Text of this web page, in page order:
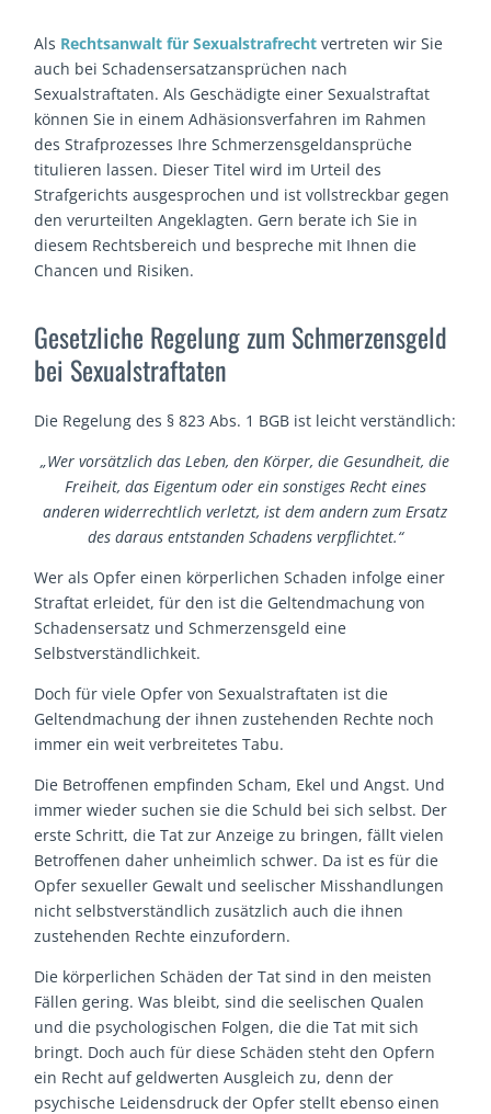
Als Rechtsanwalt für Sexualstrafrecht vertreten wir Sie
auch bei Schadensersatzansprüchen nach
Sexualstraftaten. Als Geschädigte einer Sexualstraftat
können Sie in einem Adhäsionsverfahren im Rahmen
des Strafprozesses Ihre Schmerzensgeldansprüche
titulieren lassen. Dieser Titel wird im Urteil des
Strafgerichts ausgesprochen und ist vollstreckbar gegen
den verurteilten Angeklagten. Gern berate ich Sie in
diesem Rechtsbereich und bespreche mit Ihnen die
Chancen und Risiken.
Gesetzliche Regelung zum Schmerzensgeld
bei Sexualstraf­taten
Die Regelung des § 823 Abs. 1 BGB ist leicht verständlich:
„Wer vorsätzlich das Leben, den Körper, die Gesundheit, die
Freiheit, das Eigentum oder ein sonstiges Recht eines
anderen widerrechtlich verletzt, ist dem andern zum Ersatz
des daraus entstanden Schadens verpflichtet.“
Wer als Opfer einen körperlichen Schaden infolge einer
Straftat erleidet, für den ist die Geltendmachung von
Schadensersatz und Schmerzensgeld eine
Selbstverständlichkeit.
Doch für viele Opfer von Sexualstraftaten ist die
Geltendmachung der ihnen zustehenden Rechte noch
immer ein weit verbreitetes Tabu.
Die Betroffenen empfinden Scham, Ekel und Angst. Und
immer wieder suchen sie die Schuld bei sich selbst. Der
erste Schritt, die Tat zur Anzeige zu bringen, fällt vielen
Betroffenen daher unheimlich schwer. Da ist es für die
Opfer sexueller Gewalt und seelischer Misshandlungen
nicht selbstverständlich zusätzlich auch die ihnen
zustehenden Rechte einzufordern.
Die körperlichen Schäden der Tat sind in den meisten
Fällen gering. Was bleibt, sind die seelischen Qualen
und die psychologischen Folgen, die die Tat mit sich
bringt. Doch auch für diese Schäden steht den Opfern
ein Recht auf geldwerten Ausgleich zu, denn der
psychische Leidensdruck der Opfer stellt ebenso einen